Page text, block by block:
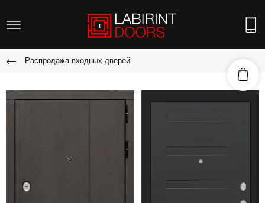
Распродажа входных дверей